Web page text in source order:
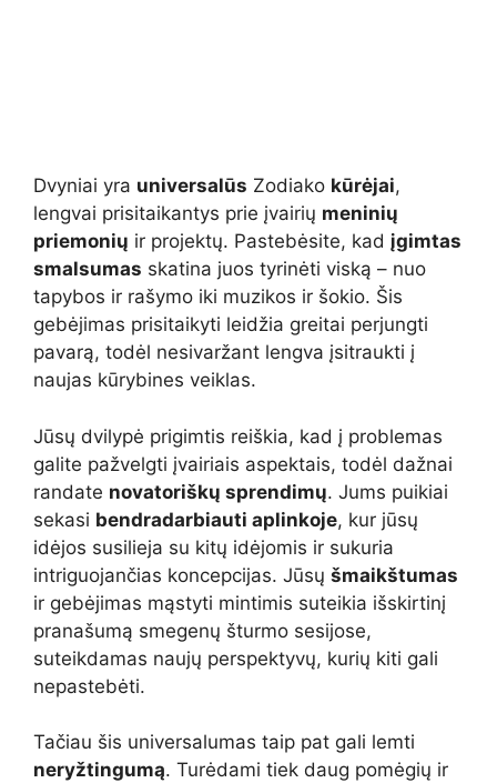
Dvyniai yra universalūs Zodiako kūrėjai,
lengvai prisitaikantys prie įvairių meninių
priemonių ir projektų. Pastebėsite, kad įgimtas
smalsumas skatina juos tyrinėti viską – nuo
tapybos ir rašymo iki muzikos ir šokio. Šis
gebėjimas prisitaikyti leidžia greitai perjungti
pavarą, todėl nesivaržant lengva įsitraukti į
naujas kūrybines veiklas.
Jūsų dvilypė prigimtis reiškia, kad į problemas
galite pažvelgti įvairiais aspektais, todėl dažnai
randate novatoriškų sprendimų. Jums puikiai
sekasi bendradarbiauti aplinkoje, kur jūsų
idėjos susilieja su kitų idėjomis ir sukuria
intriguojančias koncepcijas. Jūsų šmaikštumas
ir gebėjimas mąstyti mintimis suteikia išskirtinį
pranašumą smegenų šturmo sesijose,
suteikdamas naujų perspektyvų, kurių kiti gali
nepastebėti.
Tačiau šis universalumas taip pat gali lemti
neryžtingumą. Turėdami tiek daug pomėgių ir